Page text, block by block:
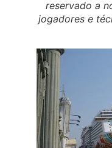
reservado a
jogadores e